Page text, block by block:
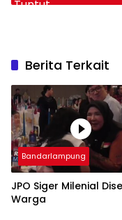
Berita Terkait
Bandarlampung
JPO Siger Milenial
Warga